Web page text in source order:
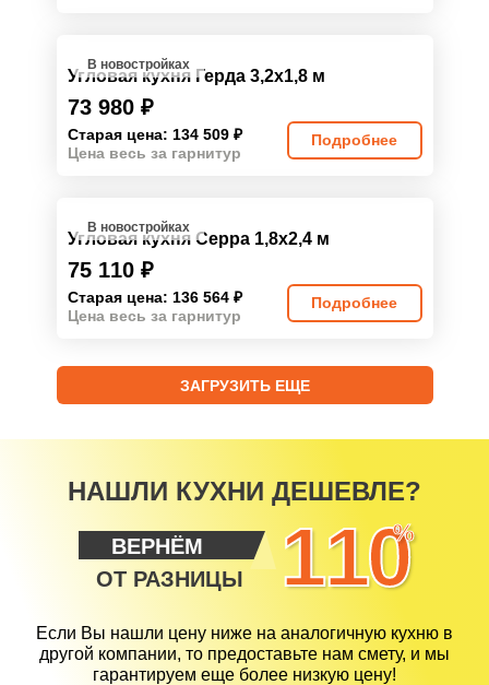
В новостройках
Угловая кухня Герда 3,2х1,8 м
73 980 ₽
Старая цена: 134 509 ₽
Цена весь за гарнитур
Подробнее
В новостройках
Угловая кухня Серра 1,8х2,4 м
75 110 ₽
Старая цена: 136 564 ₽
Цена весь за гарнитур
Подробнее
ЗАГРУЗИТЬ ЕЩЕ
НАШЛИ КУХНИ ДЕШЕВЛЕ?
ВЕРНЁМ
ОТ РАЗНИЦЫ
110
%
Если Вы нашли цену ниже на аналогичную кухню в
другой компании, то предоставьте нам смету, и мы
гарантируем еще более низкую цену!